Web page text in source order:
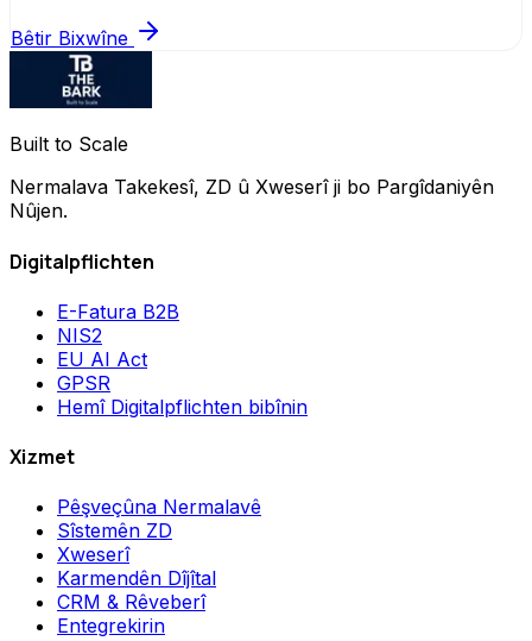
Bêtir Bixwîne
Built to Scale
Nermalava Takekesî, ZD û Xweserî ji bo Pargîdaniyên
Nûjen.
Digitalpflichten
E-Fatura B2B
NIS2
EU AI Act
GPSR
Hemî Digitalpflichten bibînin
Xizmet
Pêşveçûna Nermalavê
Sîstemên ZD
Xweserî
Karmendên Dîjîtal
CRM & Rêveberî
Entegrekirin